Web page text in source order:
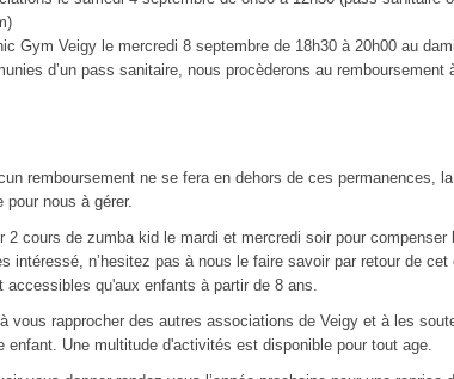
Gym Veigy le mercredi 8 septembre de 18h30 à 20h00 au
d’un pass sanitaire, nous procèderons au remboursement
remboursement ne se fera en dehors de ces permanences,
pour nous à gérer.
2 cours de zumba kid le mardi et mercredi soir pour compenser
intéressé, n’hesitez pas à nous le faire savoir par retour de
accessibles qu'aux enfants à partir de 8 ans.
vous rapprocher des autres associations de Veigy et à les
enfant. Une multitude d'activités est disponible pour tout age.